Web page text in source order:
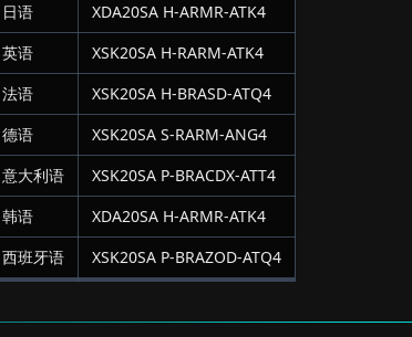
日语
XDA20SA H-ARMR-ATK4
英语
XSK20SA H-RARM-ATK4
法语
XSK20SA H-BRASD-ATQ4
德语
XSK20SA S-RARM-ANG4
意大利语
XSK20SA P-BRACDX-ATT4
韩语
XDA20SA H-ARMR-ATK4
西班牙语
XSK20SA P-BRAZOD-ATQ4